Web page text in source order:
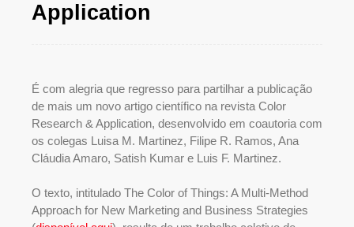
Application
É com alegria que regresso para partilhar a publicação
de mais um novo artigo científico na revista Color
Research & Application, desenvolvido em coautoria com
os colegas Luisa M. Martinez, Filipe R. Ramos, Ana
Cláudia Amaro, Satish Kumar e Luis F. Martinez.
O texto, intitulado The Color of Things: A Multi-Method
Approach for New Marketing and Business Strategies